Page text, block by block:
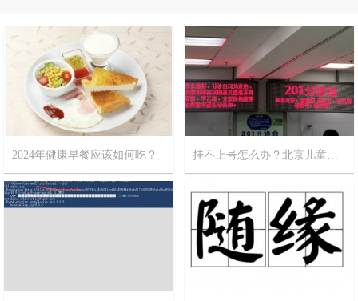
2024年健康早餐应该如何吃？
2024-2-12 11
挂不上号怎么办？北京儿童医院攻略